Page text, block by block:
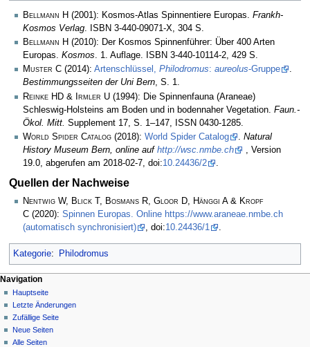
Bellmann H (2001): Kosmos-Atlas Spinnentiere Europas. Frankh-
Kosmos Verlag. ISBN 3-440-09071-X, 304 S.
Bellmann H (2010): Der Kosmos Spinnenführer: Über 400 Arten
Europas. Kosmos. 1. Auflage. ISBN 3-440-10114-2, 429 S.
Muster C (2014): Artenschlüssel, Philodromus: aureolus-Gruppe
.
Bestimmungsseiten der Uni Bern, S. 1.
Reinke HD & Irmler U (1994): Die Spinnenfauna (Araneae)
Schleswig-Holsteins am Boden und in bodennaher Vegetation. Faun.-
Ökol. Mitt. Supplement 17, S. 1–147, ISSN 0430-1285.
World Spider Catalog (2018): World Spider Catalog . Natural
History Museum Bern, online auf http://wsc.nmbe.ch
, Version
19.0, abgerufen am 2018-02-7, doi:10.24436/2 .
Quellen der Nachweise
Nentwig W, Blick T, Bosmans R, Gloor D, Hänggi A & Kropf
C (2020): Spinnen Europas. Online https://www.araneae.nmbe.ch
(automatisch synchronisiert)
, doi:10.24436/1 .
Kategorie: Philodromus
Navigation
Hauptseite
Letzte Änderungen
Zufällige Seite
Neue Seiten
Alle Seiten